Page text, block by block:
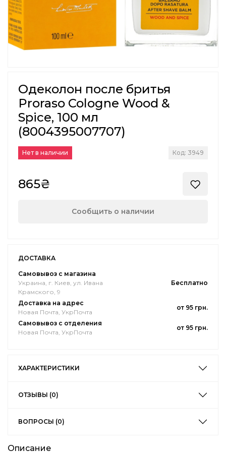
Одеколон после бритья
Proraso Cologne Wood &
Spice, 100 мл
(8004395007707)
Нет в наличии Код: 3949
865₴
Сообщить о наличии
ДОСТАВКА
Самовывоз с магазина
Украина, г. Киев, ул. Ивана
Крамского, 9
Бесплатно
Доставка на адрес
Новая Почта, УкрПочта
от 95 грн.
Самовывоз с отделения
Новая Почта, УкрПочта
от 95 грн.
ХАРАКТЕРИСТИКИ
ОТЗЫВЫ (0)
ВОПРОСЫ (0)
Описание